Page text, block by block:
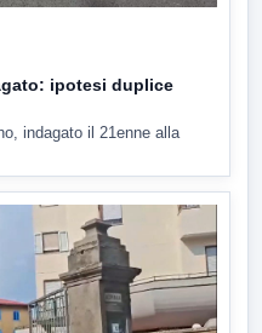
ipotesi duplice
indagato il 21enne alla